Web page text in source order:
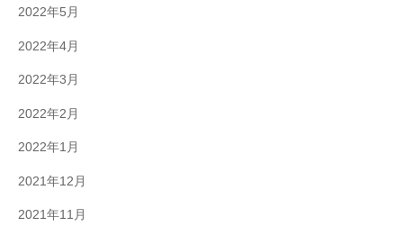
2022年5月
2022年4月
2022年3月
2022年2月
2022年1月
2021年12月
2021年11月